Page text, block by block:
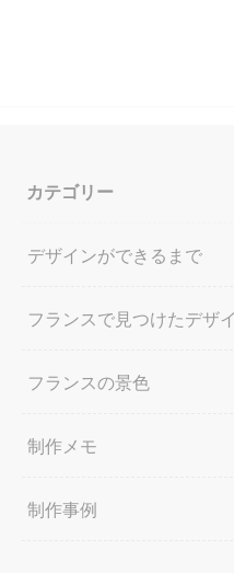
カテゴリー
デザインができるまで
フランスで見つけたデザ
フランスの景色
制作メモ
制作事例